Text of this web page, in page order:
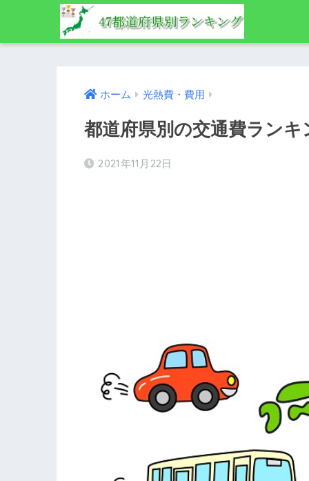
ホーム 光熱費・費用
都道府県別の交通費ランキ
2021年11月22日